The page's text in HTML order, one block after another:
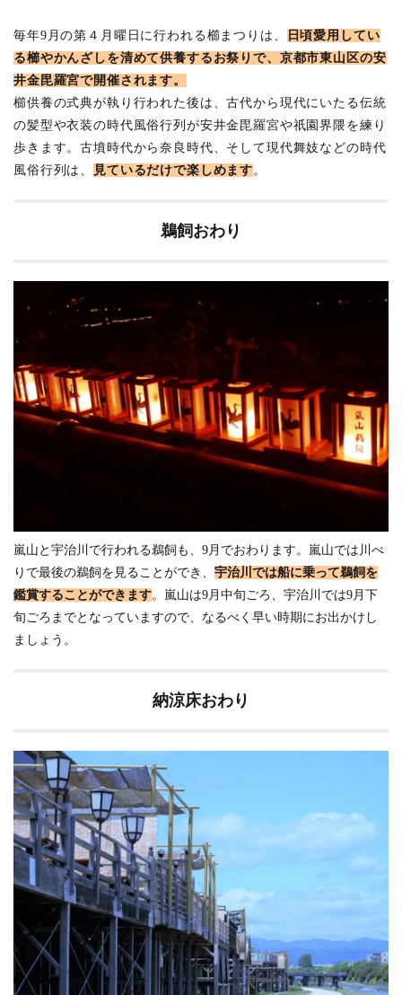
毎年9月の第４月曜日に行われる櫛まつりは、
日頃愛用してい
る櫛やかんざしを清めて供養するお祭りで、京都市東山区の安
井金毘羅宮で開催されます。
櫛供養の式典が執り行われた後は、古代から現代にいたる伝統
の髪型や衣装の時代風俗行列が安井金毘羅宮や祇園界隈を練り
歩きます。古墳時代から奈良時代、そして現代舞妓などの時代
風俗行列は、
見ているだけで楽しめます。
鵜飼おわり
嵐山と宇治川で行われる鵜飼も、9月でおわります。嵐山では川べ
りで最後の鵜飼を見ることができ、 宇治川では船に乗って鵜飼を
鑑賞することができます。嵐山は9月中旬ごろ、宇治川では9月下
旬ごろまでとなっていますので、なるべく早い時期にお出かけし
ましょう。
納涼床おわり